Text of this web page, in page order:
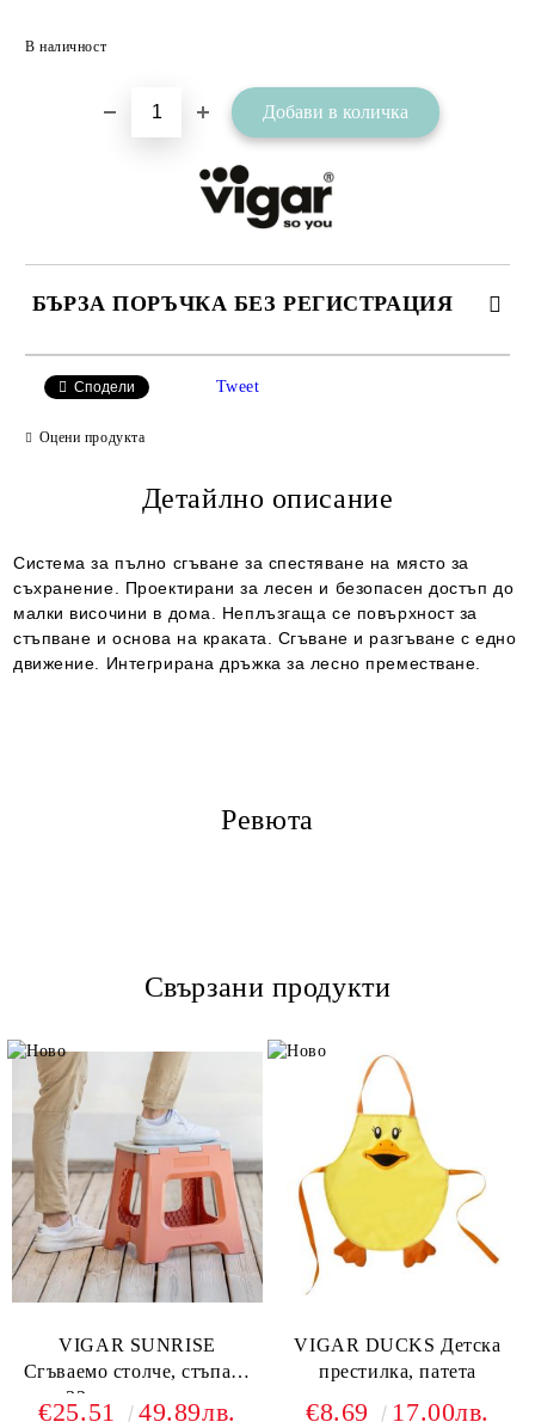
В наличност
БЪРЗА ПОРЪЧКА БЕЗ РЕГИСТРАЦИЯ
Съгласен съм с Политиката за лични данни
Сподели Tweet
Оцени продукта
Детайлно описание
Система за пълно сгъване за спестяване на място за
съхранение. Проектирани за лесен и безопасен достъп до
малки височини в дома. Неплъзгаща се повърхност за
стъпване и основа на краката. Сгъване и разгъване с едно
движение. Интегрирана дръжка за лесно преместване.
Ревюта
Свързани продукти
VIGAR SUNRISE
Сгъваемо столче, стъпало
32см, прасковен
€25.51 49.89лв.
VIGAR DUCKS Детска
престилка, патета
€8.69 17.00лв.